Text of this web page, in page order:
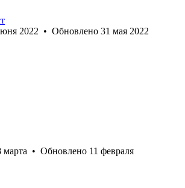
2022 • Обновлено 31 мая 2022
марта • Обновлено 11 февраля